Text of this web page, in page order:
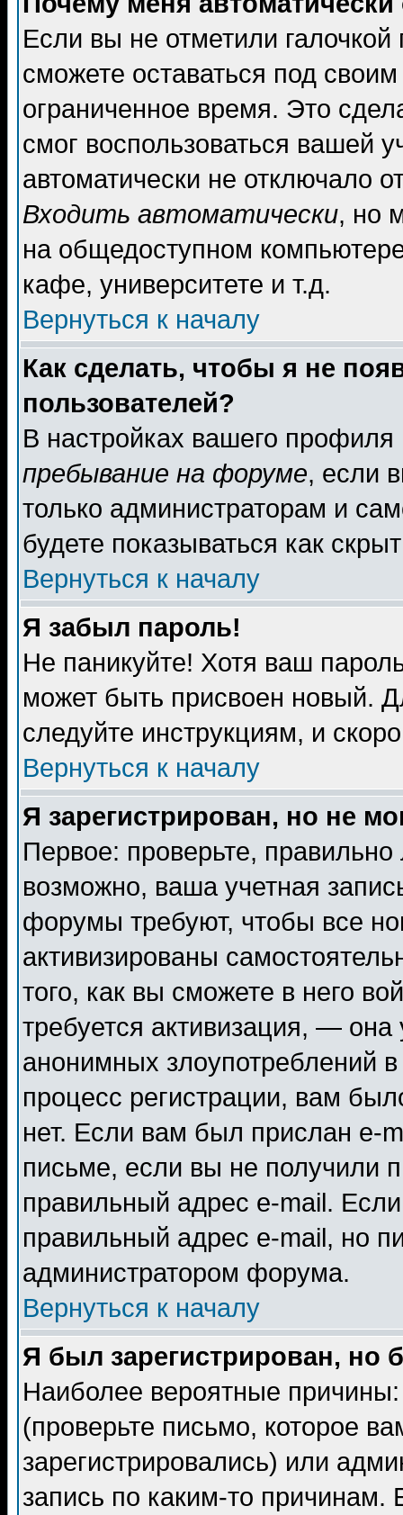
Если вы не отметили галочкой
сможете оставаться под
ограниченное время. Это
смог воспользоваться вашей
автоматически не отключало
Входить автоматически, но
на общедоступном
кафе, университете и т.д.
Вернуться к началу
Как сделать, чтобы я не
пользователей?
В настройках вашего
пребывание на форуме, если
только администраторам и
будете показываться как
Вернуться к началу
Я забыл пароль!
Не паникуйте! Хотя ваш
может быть присвоен новый.
следуйте инструкциям, и
Вернуться к началу
Я зарегистрирован, но не
Первое: проверьте,
возможно, ваша учетная
форумы требуют, чтобы все
активизированы
того, как вы сможете в него
требуется активизация, —
анонимных злоупотреблений
процесс регистрации, вам
нет. Если вам был прислан e-
письме, если вы не получили
правильный адрес e-mail.
правильный адрес e-mail, но
администратором форума.
Вернуться к началу
Я был зарегистрирован, но
Наиболее вероятные
(проверьте письмо, которое
зарегистрировались) или
запись по каким-то